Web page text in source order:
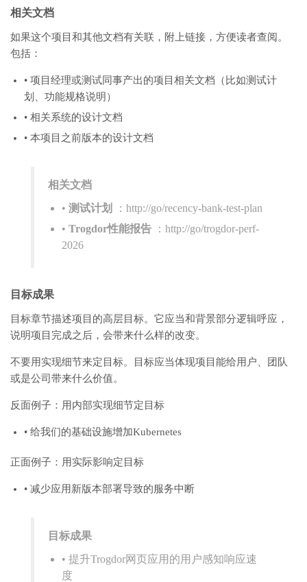
相关文档
如果这个项目和其他文档有关联，附上链接，方便读者查阅。
包括：
• 项目经理或测试同事产出的项目相关文档（比如测试计
划、功能规格说明）
• 相关系统的设计文档
• 本项目之前版本的设计文档
相关文档
• 测试计划
：http://go/recency-bank-test-plan
• Trogdor性能报告 ：http://go/trogdor-perf-
2026
目标成果
目标章节描述项目的高层目标。它应当和背景部分逻辑呼应，
说明项目完成之后，会带来什么样的改变。
不要用实现细节来定目标。目标应当体现项目能给用户、团队
或是公司带来什么价值。
反面例子：用内部实现细节定目标
• 给我们的基础设施增加Kubernetes
正面例子：用实际影响定目标
• 减少应用新版本部署导致的服务中断
目标成果
• 提升Trogdor网页应用的用户感知响应速
度